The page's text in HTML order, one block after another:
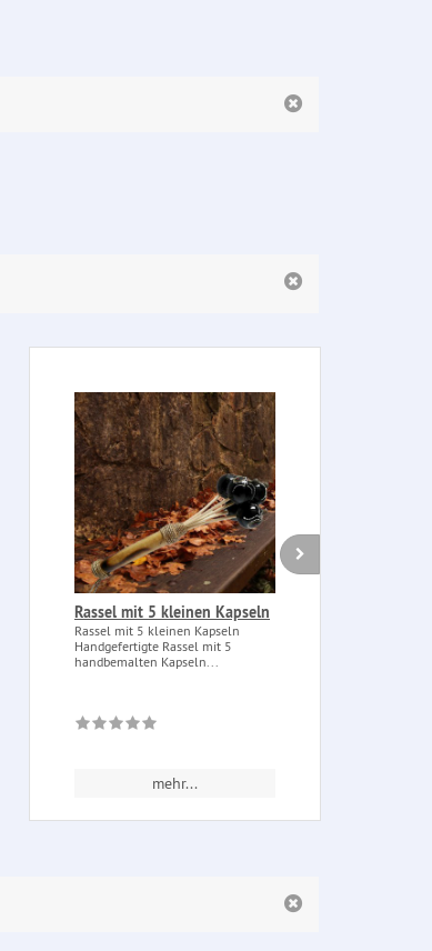
Rassel mit 5 kleinen Kapseln
Rassel mit 5 kleinen Kapseln
Handgefertigte Rassel mit 5
handbemalten Kapseln...
mehr...